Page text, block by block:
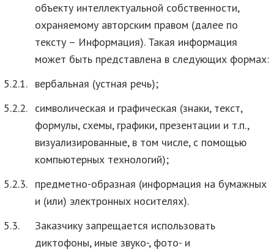
объекту интеллектуальной собственности,
охраняемому авторским правом (далее по
тексту – Информация). Такая информация
может быть представлена в следующих формах:
5.2.1. вербальная (устная речь);
5.2.2. символическая и графическая (знаки, текст,
формулы, схемы, графики, презентации и т.п.,
визуализированные, в том числе, с помощью
компьютерных технологий);
5.2.3. предметно-образная (информация на бумажных
и (или) электронных носителях).
5.3.
Заказчику запрещается использовать
диктофоны, иные звуко-, фото- и